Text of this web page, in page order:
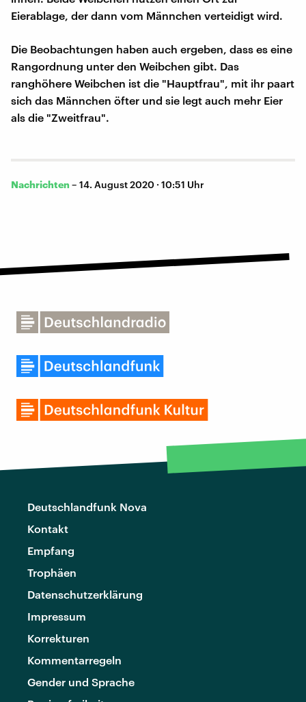
Eierablage, der dann vom Männchen verteidigt wird.
Die Beobachtungen haben auch ergeben, dass es eine
Rangordnung unter den Weibchen gibt. Das
ranghöhere Weibchen ist die "Hauptfrau", mit ihr paart
sich das Männchen öfter und sie legt auch mehr Eier
als die "Zweitfrau".
Nachrichten – 14. August 2020 · 10:51 Uhr
Deutschlandfunk Nova
Kontakt
Empfang
Trophäen
Datenschutzerklärung
Impressum
Korrekturen
Kommentarregeln
Gender und Sprache